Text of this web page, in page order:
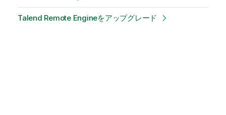
Talend Remote Engineをアップグレード